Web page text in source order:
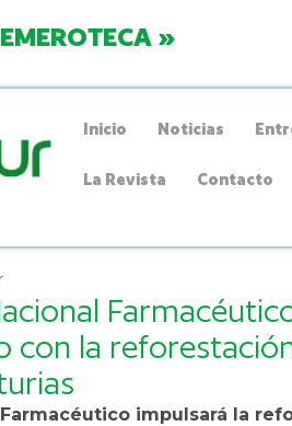
»
Inicio Noticias
La Revista Contacto
con la
impulsará la